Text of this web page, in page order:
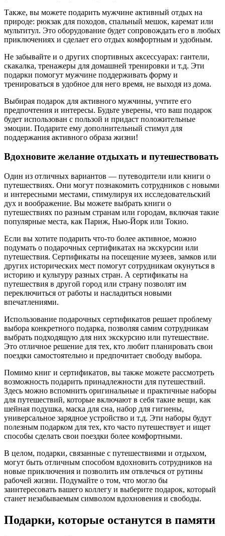
Также, вы можете подарить мужчине активный отдых на
природе: рюкзак для походов, спальный мешок, каремат или
мультитул. Это оборудование будет сопровождать его в любых
приключениях и сделает его отдых комфортным и удобным.
Не забывайте и о других спортивных аксессуарах: гантели,
скакалка, тренажеры для домашней тренировки и т.д. Эти
подарки помогут мужчине поддерживать форму и
тренироваться в удобное для него время, не выходя из дома.
Выбирая подарок для активного мужчины, учтите его
предпочтения и интересы. Будьте уверены, что ваш подарок
будет использован с пользой и придаст положительные
эмоции. Подарите ему дополнительный стимул для
поддержания активного образа жизни!
Вдохновите желание отдыхать и путешествовать
Один из отличных вариантов — путеводители или книги о
путешествиях. Они могут познакомить сотрудников с новыми
и интересными местами, стимулируя их исследовательский
дух и воображение. Вы можете выбрать книги о
путешествиях по разным странам или городам, включая такие
популярные места, как Париж, Нью-Йорк или Токио.
Если вы хотите подарить что-то более активное, можно
подумать о подарочных сертификатах на экскурсии или
путешествия. Сертификаты на посещение музеев, замков или
других исторических мест помогут сотрудникам окунуться в
историю и культуру разных стран. А сертификаты на
путешествия в другой город или страну позволят им
переключиться от работы и насладиться новыми
впечатлениями.
Использование подарочных сертификатов решает проблему
выбора конкретного подарка, позволяя самим сотрудникам
выбрать подходящую для них экскурсию или путешествие.
Это отличное решение для тех, кто любит планировать свои
поездки самостоятельно и предпочитает свободу выбора.
Помимо книг и сертификатов, вы также можете рассмотреть
возможность подарить принадлежности для путешествий.
Здесь можно вспомнить оригинальные и практичные наборы
для путешествий, которые включают в себя такие вещи, как
шейная подушка, маска для сна, набор для гигиены,
универсальное зарядное устройство и т.д. Эти наборы будут
полезным подарком для тех, кто часто путешествует и ищет
способы сделать свои поездки более комфортными.
В целом, подарки, связанные с путешествиями и отдыхом,
могут быть отличным способом вдохновить сотрудников на
новые приключения и позволить им отвлечься от рутины
рабочей жизни. Подумайте о том, что могло бы
заинтересовать вашего коллегу и выберите подарок, который
станет незабываемым символом вдохновения и свободы.
Подарки, которые останутся в памяти